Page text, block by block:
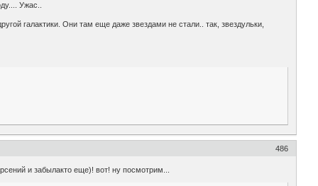
Ужас..
галактики. Они там еще даже звездами не стали.. так, звездульки,
486
и забылакто еще)! вот! ну посмотрим...